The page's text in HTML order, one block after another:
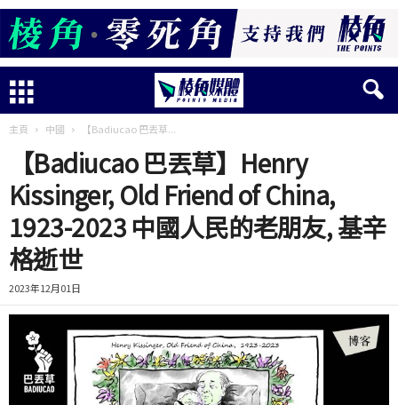
主頁 中國 【Badiucao 巴丟草...
【Badiucao 巴丟草】Henry
Kissinger, Old Friend of China,
1923-2023 中國人民的老朋友, 基辛
格逝世
2023年12月01日